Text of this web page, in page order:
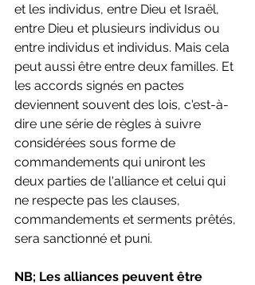
et les individus, entre Dieu et Israël,
entre Dieu et plusieurs individus ou
entre individus et individus. Mais cela
peut aussi être entre deux familles. Et
les accords signés en pactes
deviennent souvent des lois, c'est-à-
dire une série de règles à suivre
considérées sous forme de
commandements qui uniront les
deux parties de l'alliance et celui qui
ne respecte pas les clauses,
commandements et serments prêtés,
sera sanctionné et puni.
NB; Les alliances peuvent être